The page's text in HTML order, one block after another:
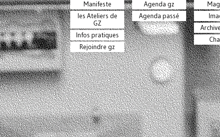
Manifeste
les Ateliers de
GZ
Infos pratiques
Rejoindre gz
Agenda gz
Agenda passé